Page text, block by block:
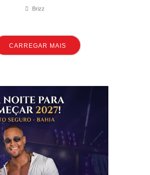
Brizz
CARREGAR MAIS